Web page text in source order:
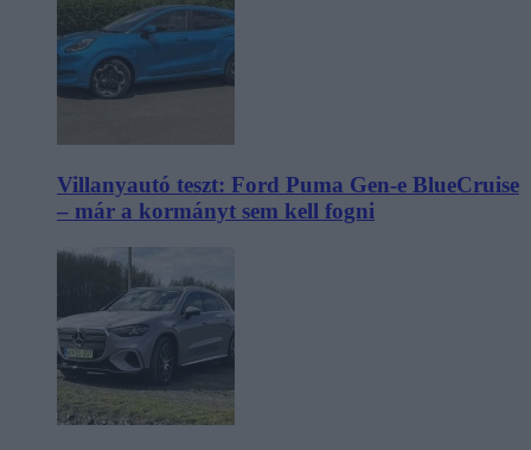
Villanyautó teszt: Ford Puma Gen-e BlueCruise
– már a kormányt sem kell fogni